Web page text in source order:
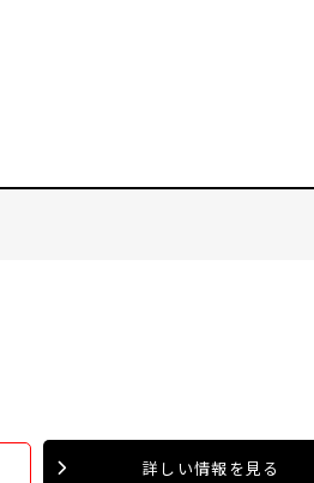
詳しい情報を見る